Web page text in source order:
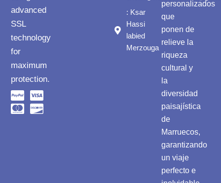
personalizados
que
ponen de
relieve la
riqueza
cultural y
la
diversidad
paisajística
de
Marruecos,
garantizando
un viaje
perfecto e
: Ksar
Hassi
labied
Merzouga
advanced
SSL
technology
for
maximum
protection.